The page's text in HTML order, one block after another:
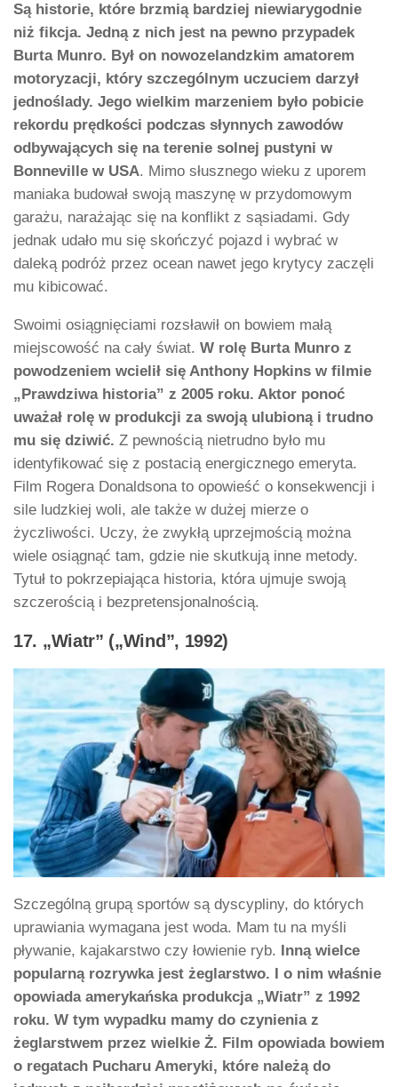
Są historie, które brzmią bardziej niewiarygodnie
niż fikcja. Jedną z nich jest na pewno przypadek
Burta Munro. Był on nowozelandzkim amatorem
motoryzacji, który szczególnym uczuciem darzył
jednoślady. Jego wielkim marzeniem było pobicie
rekordu prędkości podczas słynnych zawodów
odbywających się na terenie solnej pustyni w
Bonneville w USA. Mimo słusznego wieku z uporem
maniaka budował swoją maszynę w przydomowym
garażu, narażając się na konflikt z sąsiadami. Gdy
jednak udało mu się skończyć pojazd i wybrać w
daleką podróż przez ocean nawet jego krytycy zaczęli
mu kibicować.
Swoimi osiągnięciami rozsławił on bowiem małą
miejscowość na cały świat. W rolę Burta Munro z
powodzeniem wcielił się Anthony Hopkins w filmie
„Prawdziwa historia” z 2005 roku. Aktor ponoć
uważał rolę w produkcji za swoją ulubioną i trudno
mu się dziwić. Z pewnością nietrudno było mu
identyfikować się z postacią energicznego emeryta.
Film Rogera Donaldsona to opowieść o konsekwencji i
sile ludzkiej woli, ale także w dużej mierze o
życzliwości. Uczy, że zwykłą uprzejmością można
wiele osiągnąć tam, gdzie nie skutkują inne metody.
Tytuł to pokrzepiająca historia, która ujmuje swoją
szczerością i bezpretensjonalnością.
17. „Wiatr” („Wind”, 1992)
Szczególną grupą sportów są dyscypliny, do których
uprawiania wymagana jest woda. Mam tu na myśli
pływanie, kajakarstwo czy łowienie ryb.
Inną wielce
popularną rozrywka jest żeglarstwo. I o nim właśnie
opowiada amerykańska produkcja „Wiatr” z 1992
roku. W tym wypadku mamy do czynienia z
żeglarstwem przez wielkie Ż. Film opowiada bowiem
o regatach Pucharu Ameryki, które należą do